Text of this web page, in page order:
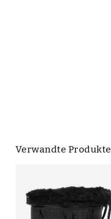
Verwandte Produkte